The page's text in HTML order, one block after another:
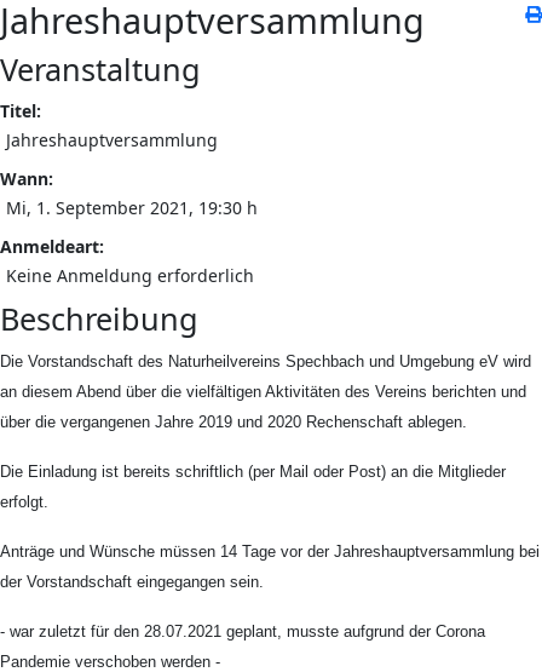
Jahreshauptversammlung
Veranstaltung
Titel:
Jahreshauptversammlung
Wann:
Mi, 1. September 2021 , 19:30 h
Anmeldeart:
Keine Anmeldung erforderlich
Beschreibung
Die Vorstandschaft des Naturheilvereins Spechbach und Umgebung eV wird
an diesem Abend über die vielfältigen Aktivitäten des Vereins berichten und
über die vergangenen Jahre 2019 und 2020 Rechenschaft ablegen.
Die Einladung ist bereits schriftlich (per Mail oder Post) an die Mitglieder
erfolgt.
Anträge und Wünsche müssen 14 Tage vor der Jahreshauptversammlung bei
der Vorstandschaft eingegangen sein.
- war zuletzt für den 28.07.2021 geplant, musste aufgrund der Corona
Pandemie verschoben werden -